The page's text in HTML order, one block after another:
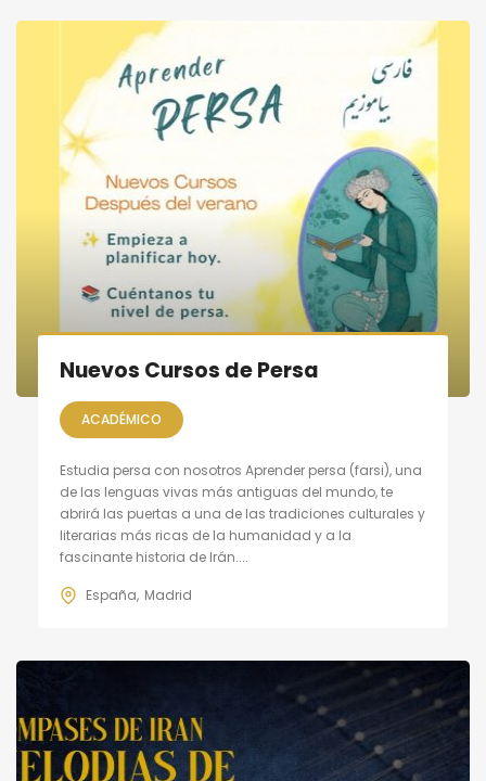
Nuevos Cursos de Persa
ACADÉMICO
Estudia persa con nosotros Aprender persa (farsi), una
de las lenguas vivas más antiguas del mundo, te
abrirá las puertas a una de las tradiciones culturales y
literarias más ricas de la humanidad y a la
fascinante historia de Irán....
España Madrid